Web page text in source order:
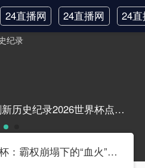
24直播网
日职联
24直播网
中甲
24
韩
2026世界杯点球大战或刷新历史纪录2026世界杯点球大战或刷新历史纪录
2026美加墨世界杯：霸权崩塌下的“血火”狂欢